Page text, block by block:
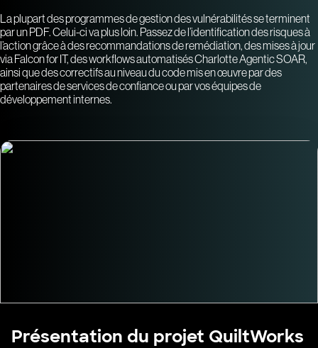
La plupart des programmes de gestion des vulnérabilités se terminent
par un PDF. Celui-ci va plus loin. Passez de l’identification des risques à
l’action grâce à des recommandations de remédiation, des mises à jour
via Falcon for IT, des workflows automatisés Charlotte Agentic SOAR,
ainsi que des correctifs au niveau du code mis en œuvre par des
partenaires de services de confiance ou par vos équipes de
développement internes.
Présentation du projet QuiltWorks